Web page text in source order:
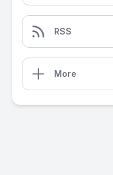
RSS
More